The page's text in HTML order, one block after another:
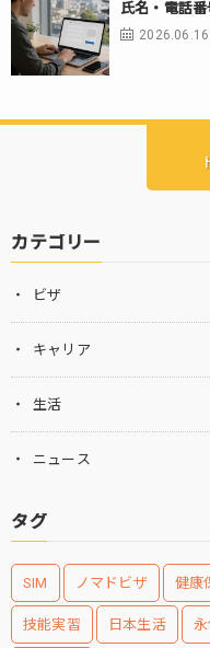
氏名・電話
2026.06.16
カテゴリー
ビザ
キャリア
生活
ニュース
タグ
SIM ノマドビザ 健康
技能実習 日本生活 永